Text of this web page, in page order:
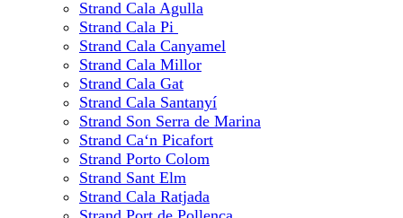
Strand Cala Agulla
Strand Cala Pi
Strand Cala Canyamel
Strand Cala Millor
Strand Cala Gat
Strand Cala Santanyí
Strand Son Serra de Marina
Strand Ca‘n Picafort
Strand Porto Colom
Strand Sant Elm
Strand Cala Ratjada